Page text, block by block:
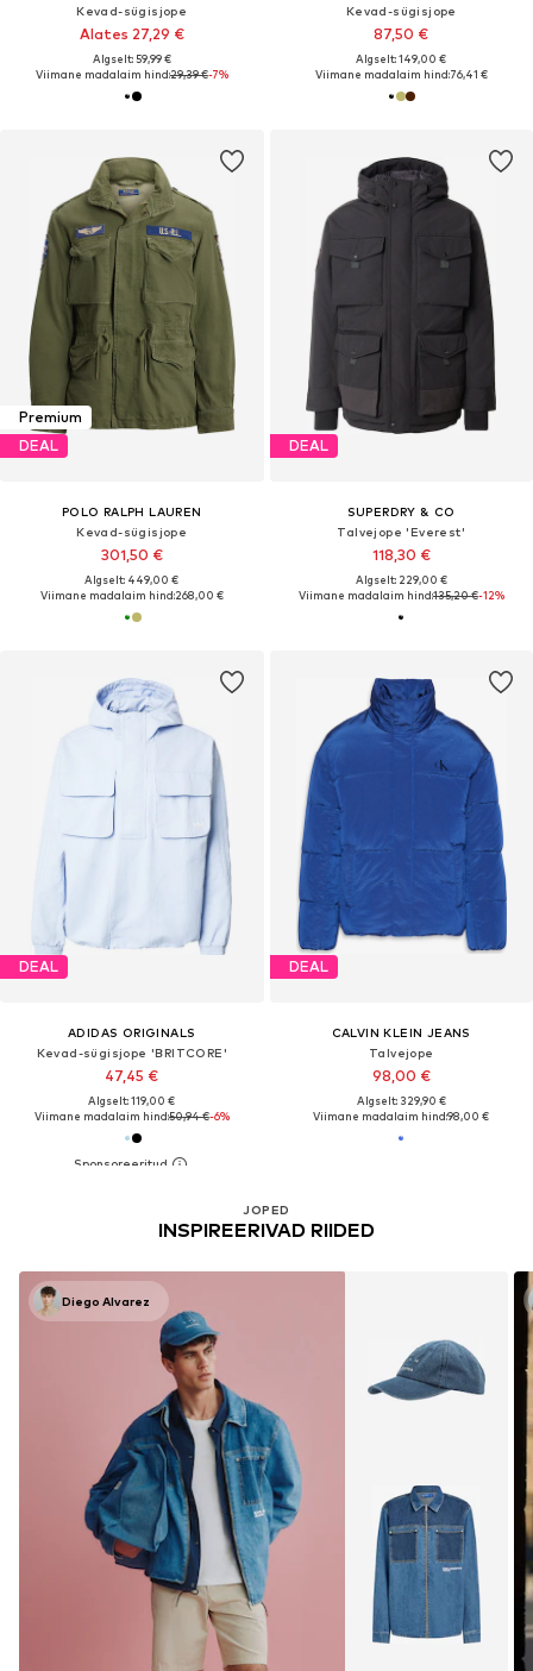
Kevad-sügisjope
Alates 27,29 €
Algselt: 59,99 €
Viimane madalaim hind:29,39 €-7%
Kevad-sügisjope
87,50 €
Algselt: 149,00 €
Viimane madalaim hind:76,41 €
Premium
DEAL
POLO RALPH LAUREN
Kevad-sügisjope
301,50 €
Algselt: 449,00 €
Viimane madalaim hind:268,00 €
DEAL
SUPERDRY & CO
Talvejope 'Everest'
118,30 €
Algselt: 229,00 €
Viimane madalaim hind:135,20 €-12%
DEAL
ADIDAS ORIGINALS
Kevad-sügisjope 'BRITCORE'
47,45 €
Algselt: 119,00 €
Viimane madalaim hind:50,94 €-6%
DEAL
CALVIN KLEIN JEANS
Talvejope
98,00 €
Algselt: 329,90 €
Viimane madalaim hind:98,00 €
JOPED
INSPIREERIVAD RIIDED
Diego Alvarez